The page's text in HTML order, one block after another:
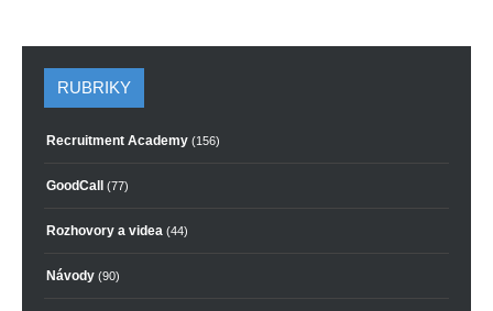
RUBRIKY
Recruitment Academy (156)
GoodCall (77)
Rozhovory a videa (44)
Návody (90)